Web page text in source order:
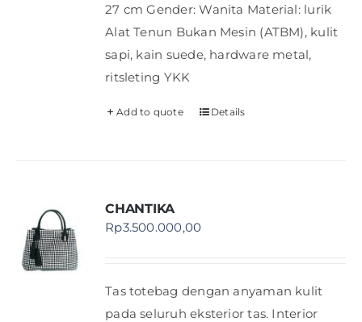
27 cm Gender: Wanita Material: lurik
Alat Tenun Bukan Mesin (ATBM), kulit
sapi, kain suede, hardware metal,
ritsleting YKK
Add to quote Details
CHANTIKA
Rp3.500.000,00
Tas totebag dengan anyaman kulit
pada seluruh eksterior tas. Interior